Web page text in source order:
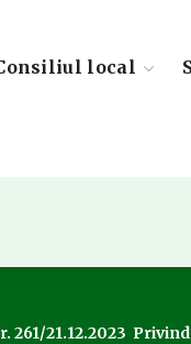
local
261/21.12.2023